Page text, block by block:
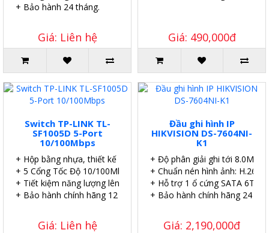
+ Bảo hành 24 tháng.
Giá: Liên hệ Giá: 490,000đ
Switch TP-LINK TL-
SF1005D 5-Port
10/100Mbps
+ Hộp bằng nhựa, thiết kế để bàn.
+ 5 Cổng Tốc Độ 10/100Mbps.
+ Tiết kiệm năng lượng lên đến 60%.
+ Bảo hành chính hãng 12 tháng.
Giá: Liên hệ
Đầu ghi hình IP
HIKVISION DS-7604NI-
K1
+ Độ phân giải ghi tới 8.0MP.
+ Chuẩn nén hình ảnh: H.265.
+ Hỗ trợ 1 ổ cứng SATA 6TB.
+ Bảo hành chính hãng 24
Giá: 2,190,000đ